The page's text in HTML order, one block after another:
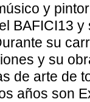
y
BAFICI13
su
y su
de arte de
años son